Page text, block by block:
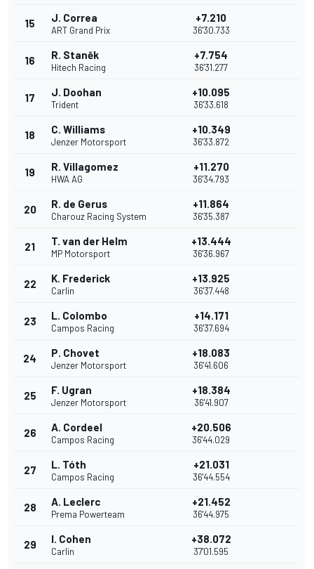
15 J. Correa
ART Grand Prix
+7.210
36'30.733
16 R. Staněk
Hitech Racing
+7.754
36'31.277
17 J. Doohan
Trident
+10.095
36'33.618
18 C. Williams
Jenzer Motorsport
+10.349
36'33.872
19 R. Villagomez
HWA AG
+11.270
36'34.793
20 R. de Gerus
Charouz Racing System
+11.864
36'35.387
21 T. van der Helm
MP Motorsport
+13.444
36'36.967
22 K. Frederick
Carlin
+13.925
36'37.448
23 L. Colombo
Campos Racing
+14.171
36'37.694
24 P. Chovet
Jenzer Motorsport
+18.083
36'41.606
25 F. Ugran
Jenzer Motorsport
+18.384
36'41.907
26 A. Cordeel
Campos Racing
+20.506
36'44.029
27 L. Tóth
Campos Racing
+21.031
36'44.554
28 A. Leclerc
Prema Powerteam
+21.452
36'44.975
29 I. Cohen
Carlin
+38.072
37'01.595